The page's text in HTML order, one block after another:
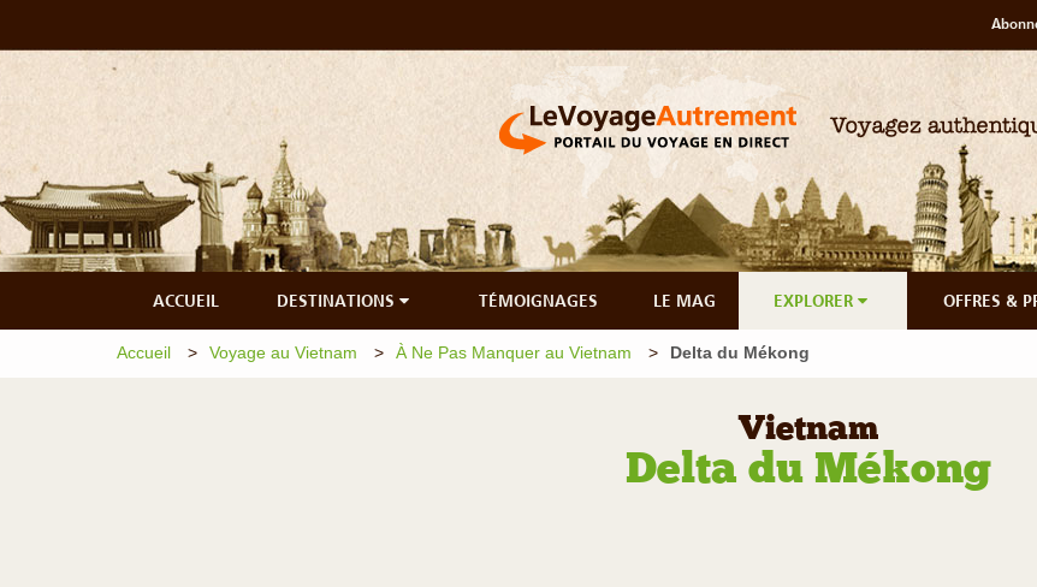
ACCUEIL DESTINATIONS TÉMOIGNAGES LE MAG EXPLORER OFFRES &
Accueil Voyage au Vietnam À Ne Pas Manquer au Vietnam Delta du Mékong
Vietnam
Delta du Mékong